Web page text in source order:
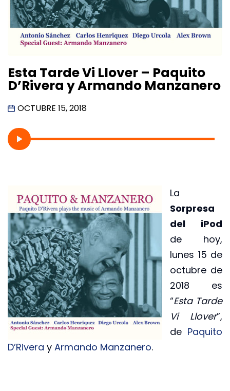
Esta Tarde Vi Llover – Paquito
D’Rivera y Armando Manzanero
OCTUBRE 15, 2018
La
Sorpresa
del iPod
de hoy,
lunes 15 de
octubre de
2018 es
“Esta Tarde
Vi Llover”,
de Paquito
D’Rivera y Armando Manzanero.